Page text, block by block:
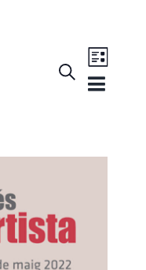
cerca
Cerca
de
Llista